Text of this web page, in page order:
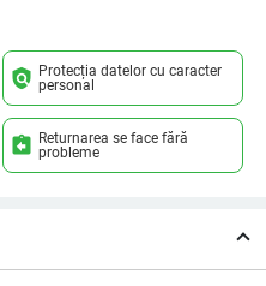
policy Protecția datelor cu caracter
personal
assignment_return Returnarea se face fără
probleme